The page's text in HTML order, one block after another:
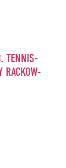
TENNIS-
RACKOW-